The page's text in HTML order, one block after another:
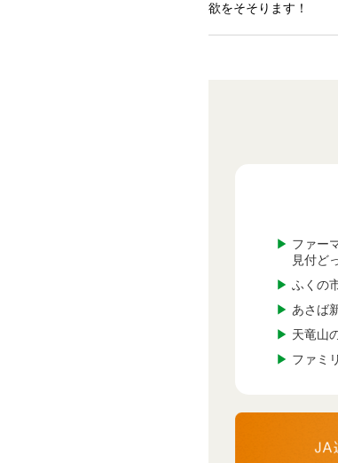
欲をそそります！
▶ ファー
見付ど
▶ ふくの
▶ あさば
▶ 天竜山
▶ ファミ